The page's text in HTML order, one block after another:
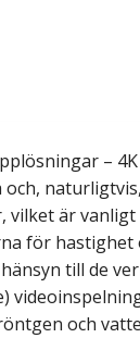
–
och,
vilket är vanligt
för hastighet
hänsyn till de
och